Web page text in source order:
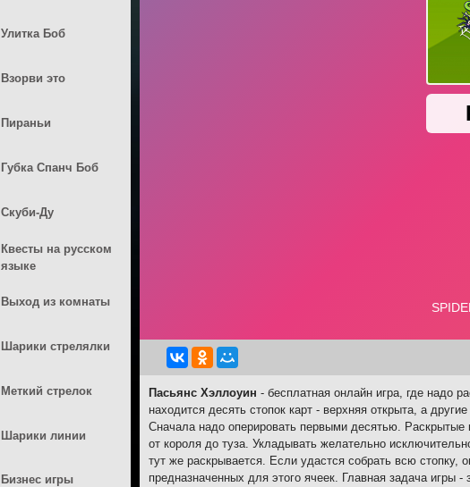
Пасьянс Хэллоуин - бесплатная онлайн игра, где надо
находится десять стопок карт - верхняя открыта, а
Сначала надо оперировать первыми десятью.
от короля до туза. Укладывать желательно
тут же раскрывается. Если удастся собрать всю стопку,
предназначенных для этого ячеек. Главная задача игры
Улитка Боб
Взорви это
Пираньи
Губка Спанч Боб
Скуби-Ду
Квесты на русском
языке
Выход из комнаты
Шарики стрелялки
Меткий стрелок
Шарики линии
Бизнес игры